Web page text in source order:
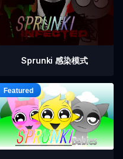
Sprunki 感染模式